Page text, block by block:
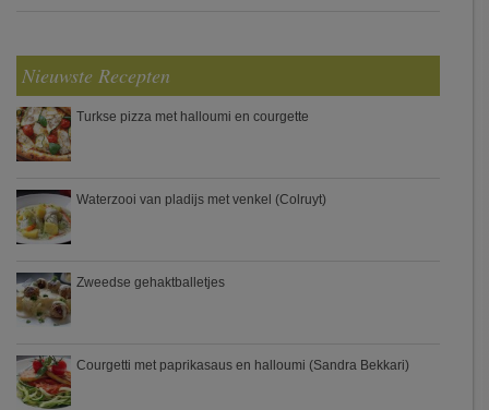
Nieuwste Recepten
Turkse pizza met halloumi en courgette
Waterzooi van pladijs met venkel (Colruyt)
Zweedse gehaktballetjes
Courgetti met paprikasaus en halloumi (Sandra Bekkari)